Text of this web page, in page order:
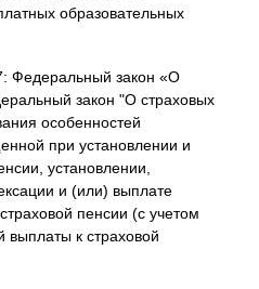
образовательных
Федеральный закон «О
закон "О страховых
особенностей
при установлении и
установлении,
и (или) выплате
пенсии (с учетом
к страховой